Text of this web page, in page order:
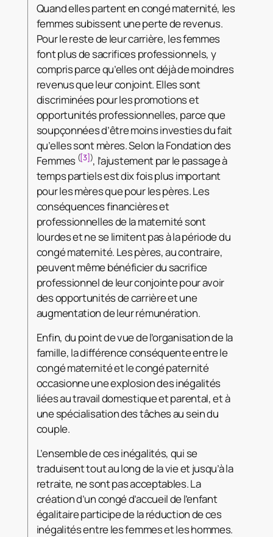
Quand elles partent en congé maternité, les
femmes subissent une perte de revenus.
Pour le reste de leur carrière, les femmes
font plus de sacrifices professionnels, y
compris parce qu’elles ont déjà de moindres
revenus que leur conjoint. Elles sont
discriminées pour les promotions et
opportunités professionnelles, parce que
soupçonnées d’être moins investies du fait
qu’elles sont mères. Selon la Fondation des
Femmes ([3]), l’ajustement par le passage à
temps partiels est dix fois plus important
pour les mères que pour les pères. Les
conséquences financières et
professionnelles de la maternité sont
lourdes et ne se limitent pas à la période du
congé maternité. Les pères, au contraire,
peuvent même bénéficier du sacrifice
professionnel de leur conjointe pour avoir
des opportunités de carrière et une
augmentation de leur rémunération.
Enfin, du point de vue de l’organisation de la
famille, la différence conséquente entre le
congé maternité et le congé paternité
occasionne une explosion des inégalités
liées au travail domestique et parental, et à
une spécialisation des tâches au sein du
couple.
L’ensemble de ces inégalités, qui se
traduisent tout au long de la vie et jusqu’à la
retraite, ne sont pas acceptables. La
création d’un congé d’accueil de l’enfant
égalitaire participe de la réduction de ces
inégalités entre les femmes et les hommes.